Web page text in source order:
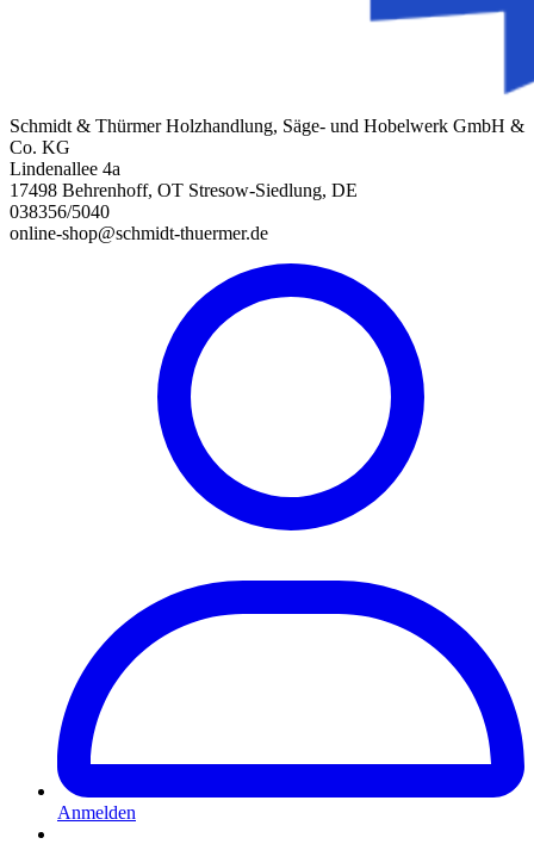
Schmidt & Thürmer Holzhandlung, Säge- und Hobelwerk GmbH &
Co. KG
Lindenallee 4a
17498 Behrenhoff, OT Stresow-Siedlung, DE
038356/5040
online-shop@schmidt-thuermer.de
Anmelden